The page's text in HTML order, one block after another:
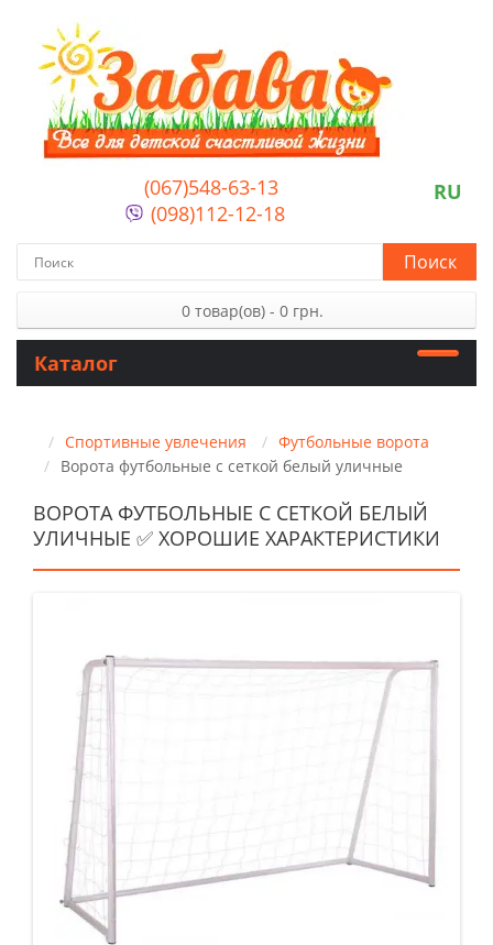
(067)548-63-13
(098)112-12-18
RU
Поиск
0 товар(ов) - 0 грн.
Каталог
Спортивные увлечения
Футбольные ворота
Ворота футбольные с сеткой белый уличные
ВОРОТА ФУТБОЛЬНЫЕ С СЕТКОЙ БЕЛЫЙ
УЛИЧНЫЕ ✅ ХОРОШИЕ ХАРАКТЕРИСТИКИ